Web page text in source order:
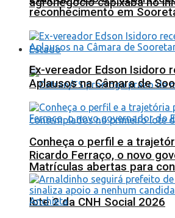
Estado
Matrículas abertas para
lote 2 da CNH Social 2026
reconhecimento em
Ex-vereador Edson Isidoro
Aplausos na Câmara de
Conheça o perfil e a
Ricardo Ferraço, o novo